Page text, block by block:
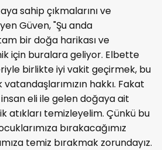
sahip çıkmalarını ve
Güven, "Şu anda
bir doğa harikası ve
için buralara geliyor. Elbette
birlikte iyi vakit geçirmek, bu
hakkı. Fakat
eli ile gelen doğaya ait
atıkları temizleyelim. Çünkü bu
bırakacağımız
temiz bırakmak zorundayız.